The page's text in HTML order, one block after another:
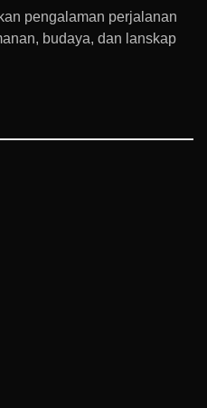
pengalaman perjalanan
budaya, dan lanskap